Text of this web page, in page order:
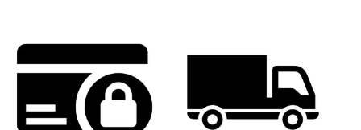
options
peuvent
être
choisies
options
peuvent
être
choisies